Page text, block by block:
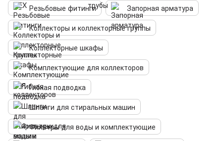
Резьбовые фитинги
Запорная арматура
Коллекторы и коллекторные группы
Коллекторные шкафы
Комплектующие для коллекторов
Гибкая подводка
Шланги для стиральных машин
Фильтры для воды и комплектующие